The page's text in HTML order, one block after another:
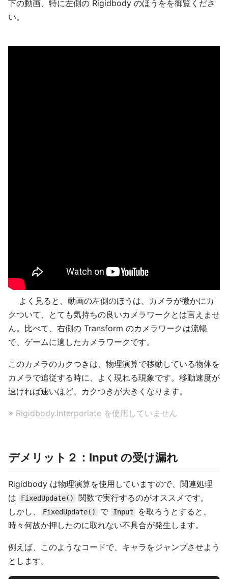
下の動画、特に左側の Rigidbody のほうをを御覧くださ
い。
よく見ると、動画の左側のほうは、カメラが微かにカ
クついて、とても気持ちの良いカメラワークとは言えませ
ん。比べて、右側の Transform のカメラワークは流暢
で、ゲームに適したカメラワークです。
このカメラのカクつきは、物理演算で移動している物体を
カメラで追従する時に、よく現れる現象です。移動速度が
速ければ速いほど、カクつきが大きくなります。
※ Rigidbody.Interporlate を使用していません
デメリット２：Input の受け漏れ
Rigidbody は物理演算を使用していますので、関連処理
は
FixedUpdate()
関数で実行するのがオススメです。
しかし、
FixedUpdate() で Input
を取ろうとすると、
時々何故か押したのに取れない不具合が発生します。
例えば、このようなコードで、キャラをジャンプさせよう
とします。